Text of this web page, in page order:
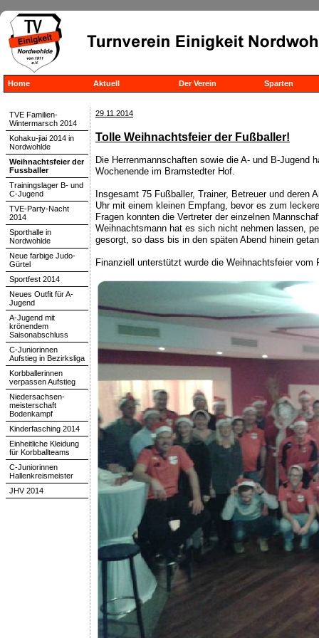
Home Aktuell Der Verein Sparten
29.11.2014
Tolle Weihnachtsfeier der Fußballer!
Die Herrenmannschaften sowie die A- und B-
Wochenende im Bramstedter Hof.
Insgesamt 75 Fußballer, Trainer, Betreuer und deren
Uhr mit einem kleinen Empfang, bevor es zum
Fragen konnten die Vertreter der einzelnen
Weihnachtsmann hat es sich nicht nehmen lassen,
gesorgt, so dass bis in den späten Abend hinein
Finanziell unterstützt wurde die Weihnachtsfeier vom
TVE Familien-
Wintermarsch 2014
Kohaku-jiai 2014 in
Nordwohlde
Weihnachtsfeier der
Fussballer
Trainingslager B- und
C-Jugend
TVE-Party-Nacht
2014
Sporthalle in
Nordwohlde
Neue farbige Judo-
Gürtel
Sportfest 2014
Neues Outfit für A-
Jugend
A-Jugend mit
krönendem
Saisonabschluss
C-Juniorinnen
Aufstieg in Bezirksliga
Korbballerinnen
verpassen Aufstieg
Niedersachsen-
meisterschaft
Bodenkampf
Kinderfasching 2014
Einheitliche Kleidung
für Korbballteams
C-Juniorinnen
Hallenkreismeister
JHV 2014